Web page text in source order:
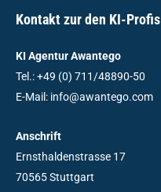
Kontakt zur den KI-Profis
KI Agentur Awantego
Tel.: +49 (0) 711/48890-50
E-Mail: info@awantego.com
Anschrift
Ernsthaldenstrasse 17
70565 Stuttgart